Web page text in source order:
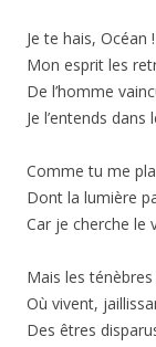
Je te hais,
Mon esprit les
De l’homme
Je l’entends
Comme tu me
Dont la lumière
Car je cherche le
Mais les
Où vivent,
Des êtres